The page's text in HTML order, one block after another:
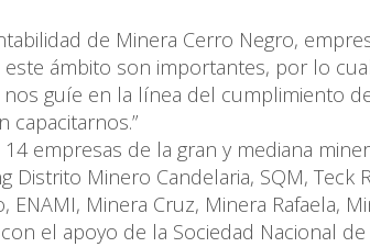
de Minera Cerro Negro,
ámbito son importantes, por lo
guíe en la línea del cumplimiento
capacitarnos.”
empresas de la gran y mediana
Distrito Minero Candelaria, SQM, Teck
Minera Cruz, Minera Rafaela,
el apoyo de la Sociedad Nacional de